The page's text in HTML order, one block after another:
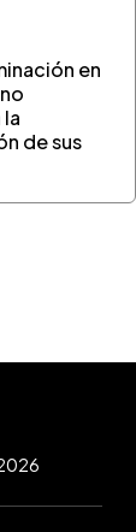
en
de sus